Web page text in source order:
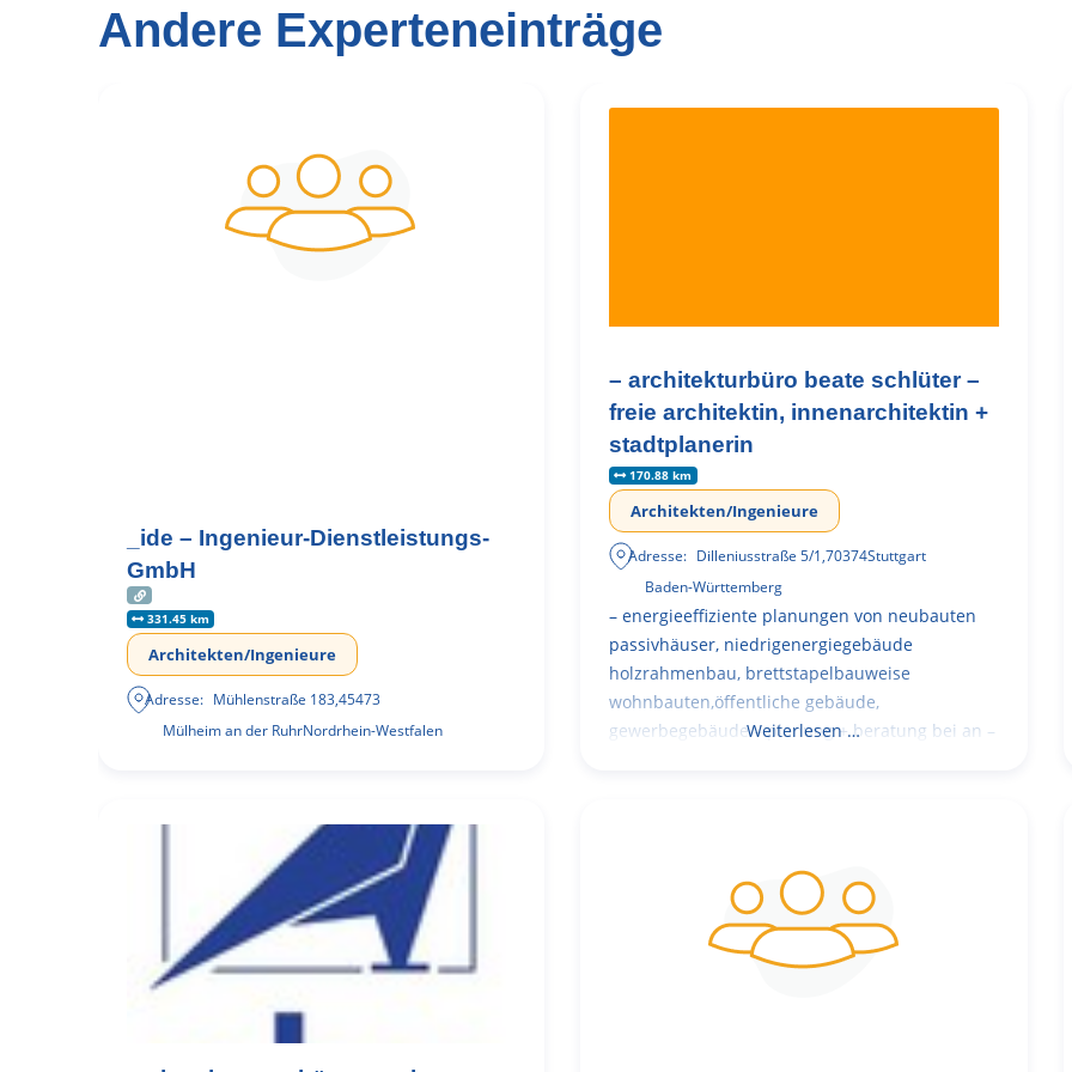
Andere Experteneinträge
_ide – Ingenieur-Dienstleistungs-
GmbH
331.45 km
Architekten/Ingenieure
Adresse: Mühlenstraße 183,45473
Mülheim an der RuhrNordrhein-Westfalen
– architekturbüro beate schlüter –
freie architektin, innenarchitektin +
stadtplanerin
170.88 km
Architekten/Ingenieure
Adresse: Dilleniusstraße 5/1,70374Stuttgart
Baden-Württemberg
– energieeffiziente planungen von neubauten
passivhäuser, niedrigenergiegebäude
holzrahmenbau, brettstapelbauweise
wohnbauten,öffentliche gebäude,
gewerbegebäude – planung + beratung bei an –
Weiterlesen …